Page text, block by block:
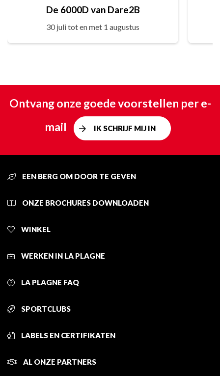
De 6000D van Dare2B
30 juli tot en met 1 augustus
Ontvang onze goede voorstellen per e-
mail
IK SCHRIJF MIJ IN
EEN BERG OM DOOR TE GEVEN
ONZE BROCHURES DOWNLOADEN
WINKEL
WERKEN IN LA PLAGNE
LA PLAGNE FAQ
SPORTCLUBS
LABELS EN CERTIFIKATEN
AL ONZE PARTNERS